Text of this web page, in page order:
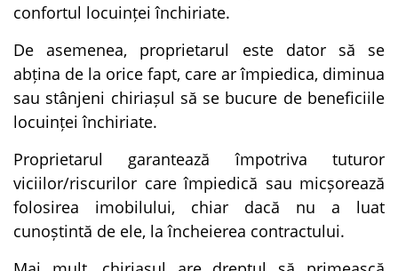
confortul locuinței închiriate.
De asemenea, proprietarul este dator să se
abțina de la orice fapt, care ar împiedica, diminua
sau stânjeni chiriașul să se bucure de beneficiile
locuinței închiriate.
Proprietarul garantează împotriva tuturor
viciilor/riscurilor care împiedică sau micșorează
folosirea imobilului, chiar dacă nu a luat
cunoștintă de ele, la încheierea contractului.